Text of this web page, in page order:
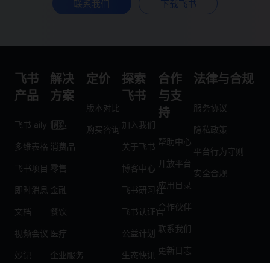
联系我们 下载飞书
飞书
产品
飞书 aily
多维表格
飞书项目
即时消息
文档
视频会议
妙记
解决
方案
制造
消费品
零售
金融
餐饮
医疗
企业服务
定价
版本对比
购买咨询
探索
飞书
加入我们
关于飞书
博客中心
飞书研习社
飞书认证官
公益计划
生态快讯
合作
与支
持
帮助中心
开放平台
应用目录
合作伙伴
联系我们
更新日志
法律与合规
服务协议
隐私政策
平台行为守则
安全合规